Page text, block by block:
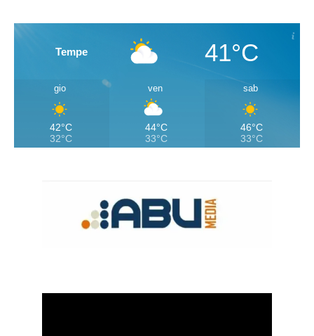
Tempe 41°C
gio
42°C
32°C
ven
44°C
33°C
sab
46°C
33°C